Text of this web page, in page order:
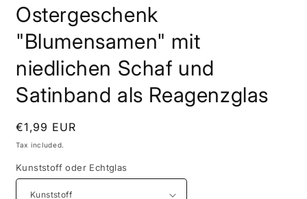
1
in
modal
Ostergeschenk
"Blumensamen" mit
niedlichen Schaf und
Satinband als Reagenzglas
Regular
price
€1,99 EUR
Tax included.
Kunststoff oder Echtglas